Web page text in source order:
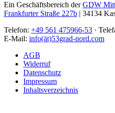
Ein Geschäftsbereich derGDW
Frankfurter Straße 227b | 34134
Telefon: +49 561 475966-53 ·
E-Mail: info(ät)53grad-nord.com
AGB
Widerruf
Datenschutz
Impressum
Inhaltsverzeichnis